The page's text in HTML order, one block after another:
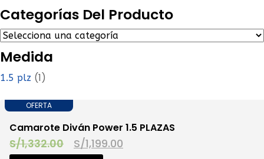
Categorías Del Producto
Medida
1.5 plz (1)
OFERTA
Camarote Diván Power 1.5 PLAZAS
S/1,332.00 S/1,199.00